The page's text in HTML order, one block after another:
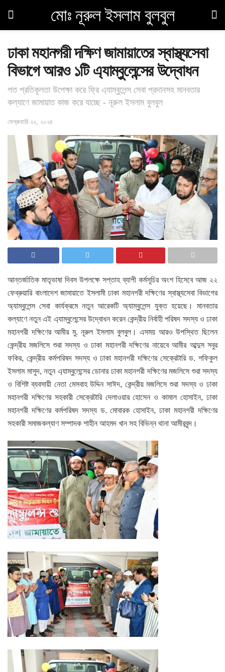
মোঃ নূরুল ইসলাম বুলবুল
ঢাকা মহানগরী দক্ষিণ জামায়াতের স্বাস্থ্যসেবা
বিভাগে আরও ১টি এ্যাম্বুলেন্সের উদ্বোধন
শত প্রতিকূলতা উপেক্ষা করে ফ্রি এ্যাম্বুলেন্স সেবা প্রদানসহ মানবতার
কল্যাণে জামায়াত কাজ করে যাচ্ছে - নূরুল ইসলাম বুলবুল
ফেব্রুয়ারি ২২, ২০২৪
আন্তর্জাতিক মাতৃভাষা দিবস উপলক্ষে সপ্তাহ ব্যাপী কর্মসূচির অংশ হিসেবে আজ ২২
ফেব্রুয়ারি বাংলাদেশ জামায়াতে ইসলামী ঢাকা মহানগরী দক্ষিণের স্বাস্থ্যসেবা বিভাগের
অ্যাম্বুলেন্স সেবা কার্যক্রমে নতুন আরেকটি অ্যাম্বুলেন্স যুক্ত হয়েছে। মানবতার
কল্যাণে নতুন এই এ্যাম্বুলেন্সের উদ্বোধন করেন কেন্দ্রীয় নির্বাহী পরিষদ সদস্য ও ঢাকা
মহানগরী দক্ষিণের আমীর মু. নূরুল ইসলাম বুলবুল। এসময় আরও উপস্থিত ছিলেন
কেন্দ্রীয় মজলিসে শুরা সদস্য ও ঢাকা মহানগরী দক্ষিণের নায়েবে আমীর আব্দুস সবুর
ফকির, কেন্দ্রীয় কর্মপরিষদ সদস্য ও ঢাকা মহানগরী দক্ষিণের সেক্রেটারি ড. শফিকুল
ইসলাম মাসুদ, নতুন এ্যাম্বুলেন্সের ডোনার ঢাকা মহানগরী দক্ষিণের মজলিসে শুরা সদস্য
ও বিশিষ্ট ব্যবসায়ী নেতা মেসবাহ উদ্দিন সাঈদ, কেন্দ্রীয় মজলিসে শুরা সদস্য ও ঢাকা
মহানগরী দক্ষিণের সহকারী সেক্রেটারি দেলাওয়ার হোসেন ও কামাল হোসাইন, ঢাকা
মহানগরী দক্ষিণের কর্মপরিষদ সদস্য ড. মোবারক হোসাইন, ঢাকা মহানগরী দক্ষিণের
সহকারী সমাজকল্যাণ সম্পাদক শাহীন আহমদ খান সহ বিভিন্ন থানা আমীরবৃন্দ।